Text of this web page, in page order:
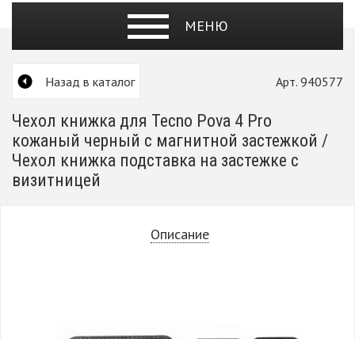
МЕНЮ
Назад в каталог Арт. 940577
Чехол книжка для Tecno Pova 4 Pro
кожаный черный с магнитной застежкой /
Чехол книжка подставка на застежке с
визитницей
Описание